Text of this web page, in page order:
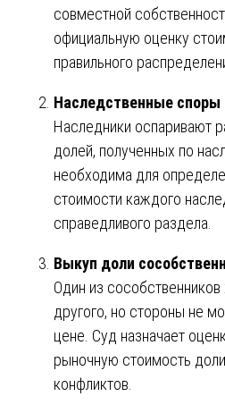
совместной
официальную оценку
правильного
Наследственные споры
Наследники оспаривают
долей, полученных по
необходима для
стоимости каждого
справедливого раздела.
Выкуп доли
Один из
другого, но стороны не
цене. Суд назначает
рыночную стоимость
конфликтов.